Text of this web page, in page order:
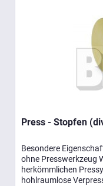
Press - Stopfen
Besondere
ohne Presswerkzeug
herkömmlichen
hohlraumlose